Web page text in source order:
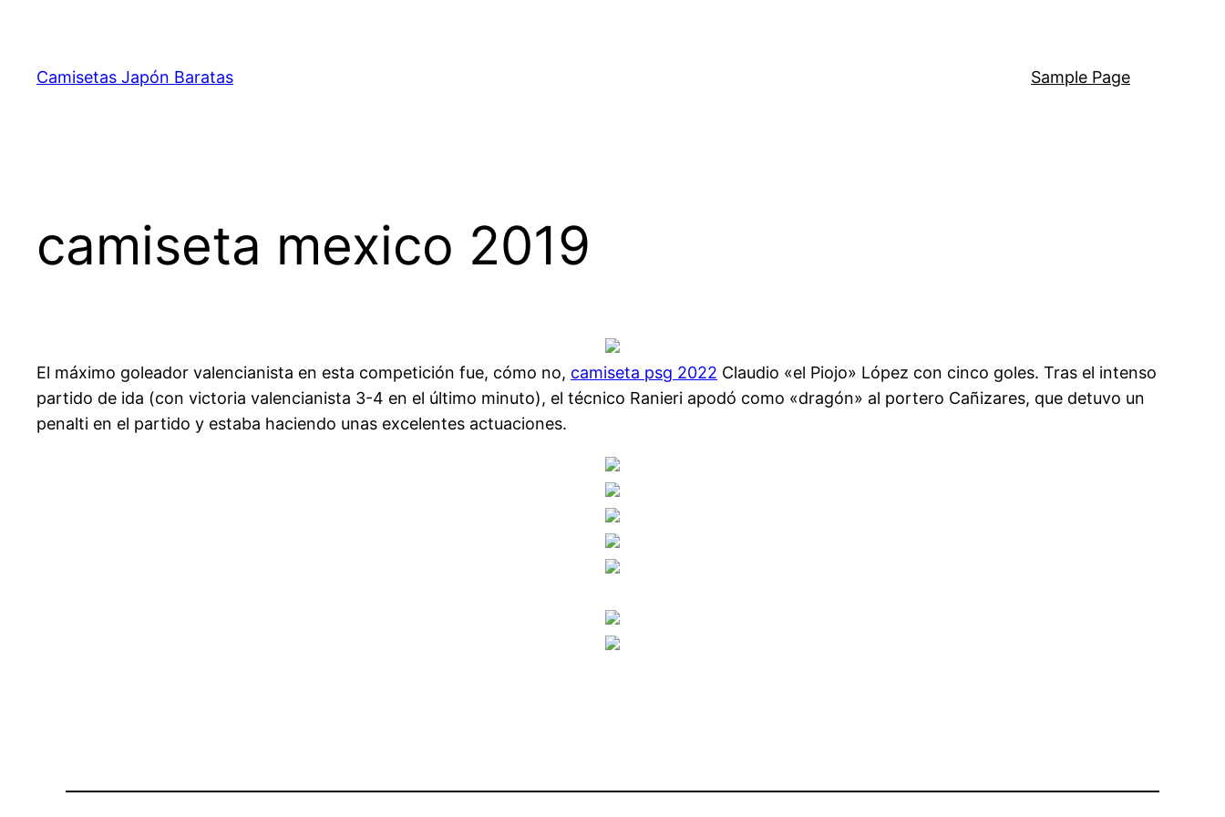
contenido
Camisetas Japón Baratas Sample Page
camiseta mexico 2019
El máximo goleador valencianista en esta competición fue, cómo no, camiseta psg 2022 Claudio «el Piojo» López con cinco goles. Tras el intenso
partido de ida (con victoria valencianista 3-4 en el último minuto), el técnico Ranieri apodó como «dragón» al portero Cañizares, que detuvo un
penalti en el partido y estaba haciendo unas excelentes actuaciones.